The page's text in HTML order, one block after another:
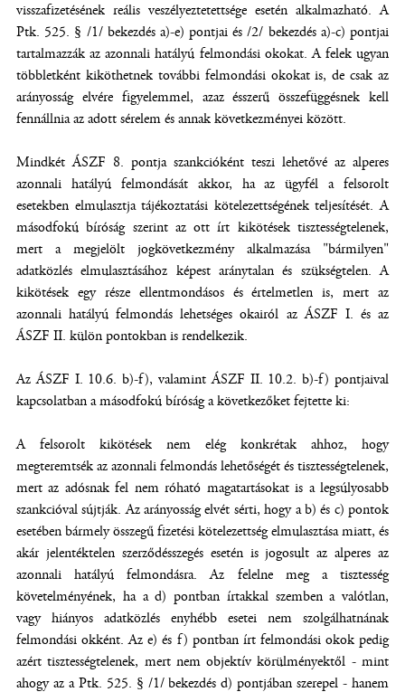
visszafizetésének reális veszélyeztetettsége esetén alkalmazható. A
Ptk. 525. § /1/ bekezdés a)-e) pontjai és /2/ bekezdés a)-c) pontjai
tartalmazzák az azonnali hatályú felmondási okokat. A felek ugyan
többletként kiköthetnek további felmondási okokat is, de csak az
arányosság elvére figyelemmel, azaz ésszerű összefüggésnek kell
fennállnia az adott sérelem és annak következményei között.
Mindkét ÁSZF 8. pontja szankcióként teszi lehetővé az alperes
azonnali hatályú felmondását akkor, ha az ügyfél a felsorolt
esetekben elmulasztja tájékoztatási kötelezettségének teljesítését. A
másodfokú bíróság szerint az ott írt kikötések tisztességtelenek,
mert a megjelölt jogkövetkezmény alkalmazása "bármilyen"
adatközlés elmulasztásához képest aránytalan és szükségtelen. A
kikötések egy része ellentmondásos és értelmetlen is, mert az
azonnali hatályú felmondás lehetséges okairól az ÁSZF I. és az
ÁSZF II. külön pontokban is rendelkezik.
Az ÁSZF I. 10.6. b)-f), valamint ÁSZF II. 10.2. b)-f) pontjaival
kapcsolatban a másodfokú bíróság a következőket fejtette ki:
A felsorolt kikötések nem elég konkrétak ahhoz, hogy
megteremtsék az azonnali felmondás lehetőségét és tisztességtelenek,
mert az adósnak fel nem róható magatartásokat is a legsúlyosabb
szankcióval sújtják. Az arányosság elvét sérti, hogy a b) és c) pontok
esetében bármely összegű fizetési kötelezettség elmulasztása miatt, és
akár jelentéktelen szerződésszegés esetén is jogosult az alperes az
azonnali hatályú felmondásra. Az felelne meg a tisztesség
követelményének, ha a d) pontban írtakkal szemben a valótlan,
vagy hiányos adatközlés enyhébb esetei nem szolgálhatnának
felmondási okként. Az e) és f) pontban írt felmondási okok pedig
azért tisztességtelenek, mert nem objektív körülményektől - mint
ahogy az a Ptk. 525. § /1/ bekezdés d) pontjában szerepel - hanem